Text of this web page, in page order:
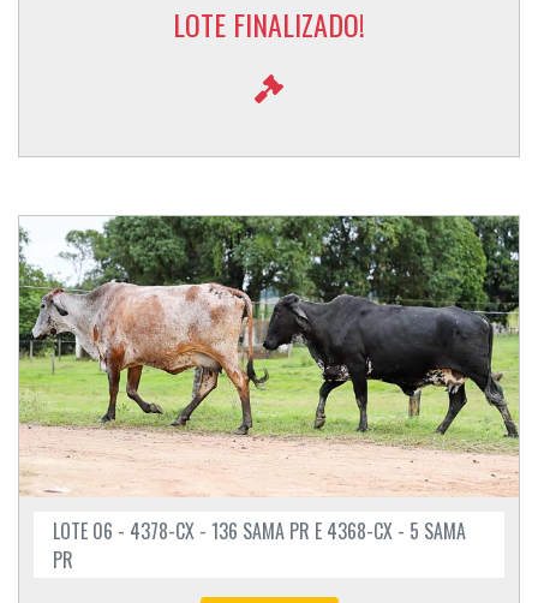
LOTE FINALIZADO!
LOTE 06 - 4378-CX - 136 SAMA PR E 4368-CX - 5 SAMA
PR